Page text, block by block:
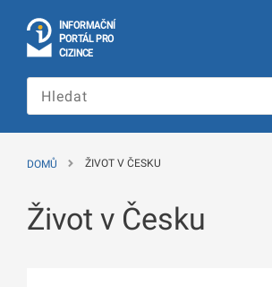
INFORMAČNÍ
PORTÁL PRO
CIZINCE
portál
cizince
Ministerstva
České
DOMŮ ŽIVOT V ČESKU
Život v Česku